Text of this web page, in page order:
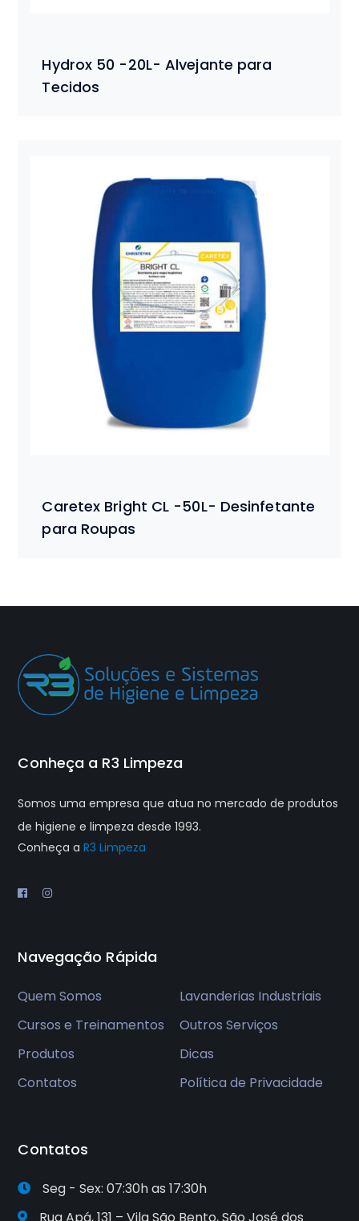
Hydrox 50 -20L- Alvejante para
Tecidos
Caretex Bright CL -50L- Desinfetante
para Roupas
Conheça a R3 Limpeza
Somos uma empresa que atua no mercado de produtos
de higiene e limpeza desde 1993.
Conheça aR3 Limpeza
Navegação Rápida
Quem Somos
Lavanderias Industriais
Cursos e Treinamentos
Outros Serviços
Produtos
Dicas
Contatos
Política de Privacidade
Contatos
Seg - Sex: 07:30h as 17:30h